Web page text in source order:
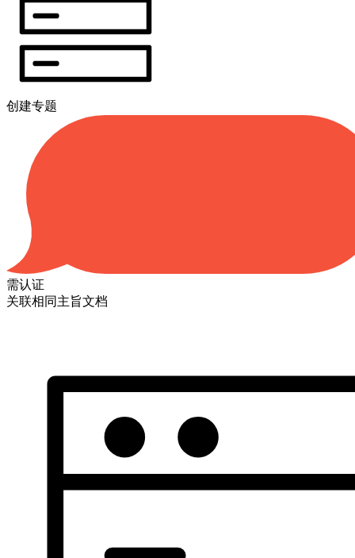
创建专题
需认证
关联相同主旨文档